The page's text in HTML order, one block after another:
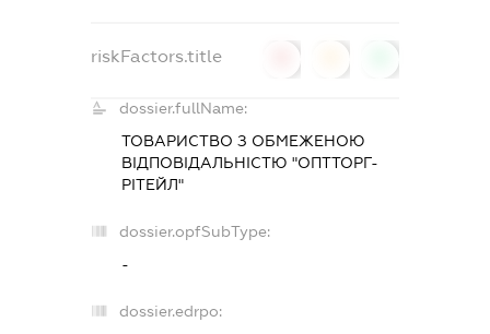
riskFactors.title
dossier.fullName:
ТОВАРИСТВО З ОБМЕЖЕНОЮ
ВІДПОВІДАЛЬНІСТЮ "ОПТТОРГ-
РІТЕЙЛ"
dossier.opfSubType:
-
dossier.edrpo: